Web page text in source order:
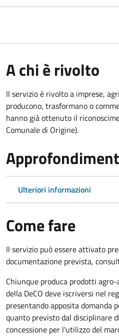
A chi è rivolto
Il servizio è rivolto a imprese,
producono, trasformano o
hanno già ottenuto il
Comunale di Origine).
Ulteriori informazioni
Come fare
Il servizio può essere attivato
documentazione prevista,
Chiunque produca prodotti
della DeCO deve iscriversi nel
presentando apposita domanda
quanto previsto dal disciplinare
concessione per l'utilizzo del